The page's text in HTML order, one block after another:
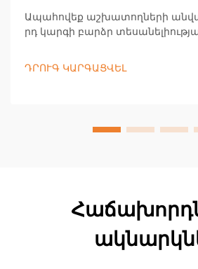
Ապահովեք աշխատողների
րդ կարգի բարձր
պայմաններին և
ԴՐՈՒԳ ԿԱՐԳԱՑՎԵԼ